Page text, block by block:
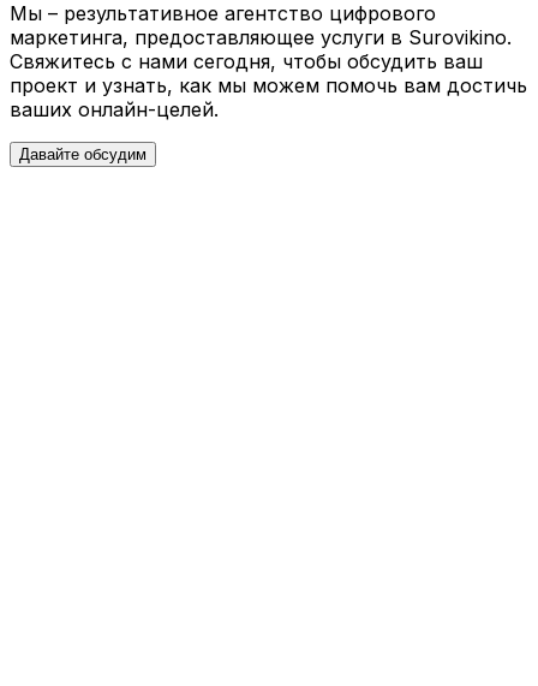
Мы – результативное агентство цифрового
маркетинга, предоставляющее услуги в Surovikino.
Свяжитесь с нами сегодня, чтобы обсудить ваш
проект и узнать, как мы можем помочь вам достичь
ваших онлайн-целей.
Давайте обсудим